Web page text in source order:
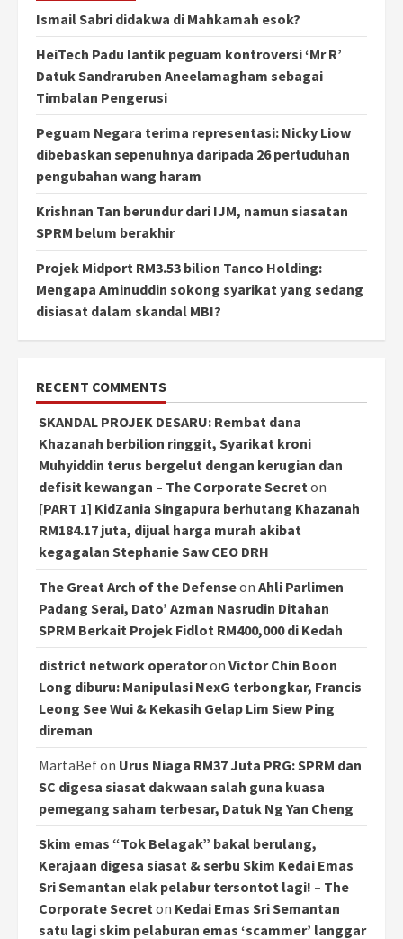
Ismail Sabri didakwa di Mahkamah esok?
HeiTech Padu lantik peguam kontroversi ‘Mr R’
Datuk Sandraruben Aneelamagham sebagai
Timbalan Pengerusi
Peguam Negara terima representasi: Nicky Liow
dibebaskan sepenuhnya daripada 26 pertuduhan
pengubahan wang haram
Krishnan Tan berundur dari IJM, namun siasatan
SPRM belum berakhir
Projek Midport RM3.53 bilion Tanco Holding:
Mengapa Aminuddin sokong syarikat yang sedang
disiasat dalam skandal MBI?
RECENT COMMENTS
SKANDAL PROJEK DESARU: Rembat dana
Khazanah berbilion ringgit, Syarikat kroni
Muhyiddin terus bergelut dengan kerugian dan
defisit kewangan – The Corporate Secreton
[PART 1] KidZania Singapura berhutang Khazanah
RM184.17 juta, dijual harga murah akibat
kegagalan Stephanie Saw CEO DRH
The Great Arch of the Defenseon Ahli Parlimen
Padang Serai, Dato’ Azman Nasrudin Ditahan
SPRM Berkait Projek Fidlot RM400,000 di Kedah
district network operatoron Victor Chin Boon
Long diburu: Manipulasi NexG terbongkar, Francis
Leong See Wui & Kekasih Gelap Lim Siew Ping
direman
MartaBefon Urus Niaga RM37 Juta PRG: SPRM dan
SC digesa siasat dakwaan salah guna kuasa
pemegang saham terbesar, Datuk Ng Yan Cheng
Skim emas “Tok Belagak” bakal berulang,
Kerajaan digesa siasat & serbu Skim Kedai Emas
Sri Semantan elak pelabur tersontot lagi! – The
Corporate Secreton Kedai Emas Sri Semantan
satu lagi skim pelaburan emas ‘scammer’ langgar